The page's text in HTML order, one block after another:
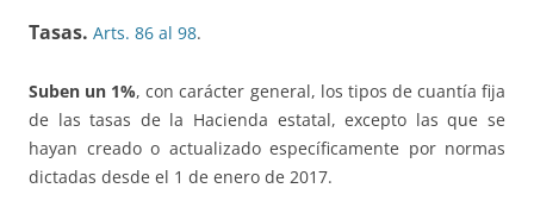
Tasas. Arts. 86 al 98.
Suben un 1%, con carácter general, los tipos de cuantía fija
de las tasas de la Hacienda estatal, excepto las que se
hayan creado o actualizado específicamente por normas
dictadas desde el 1 de enero de 2017.